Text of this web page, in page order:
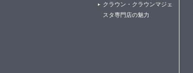
クラウン・クラウンマジェ
スタ専門店の魅力